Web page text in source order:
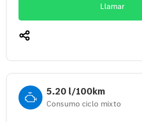
Llamar
5.20 l/100km
Consumo ciclo mixto